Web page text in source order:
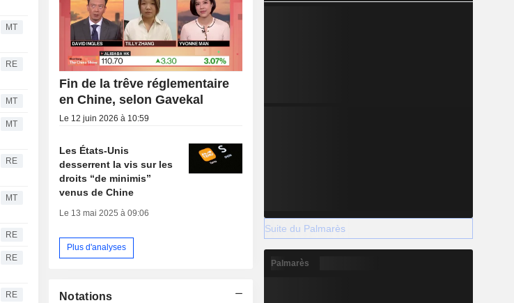
MT
RE
MT
MT
RE
MT
RE
RE
RE
Fin de la trêve réglementaire
en Chine, selon Gavekal
Le 12 juin 2026 à 10:59
Les États-Unis
desserrent la vis sur les
droits “de minimis”
venus de Chine
Le 13 mai 2025 à 09:06
Plus d'analyses
Notations
Suite du Palmarès
Palmarès